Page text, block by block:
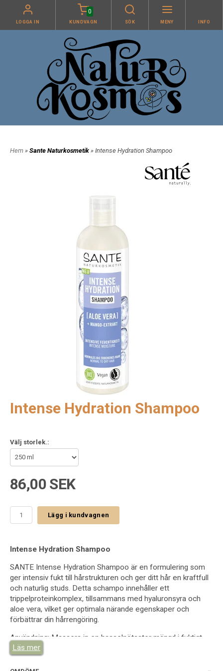
LOGGA IN
0
KUNDVAGN SÖK MENY INFO
Hem » Sante Naturkosmetik » Intense Hydration Shampoo
Intense Hydration Shampoo
Välj storlek.:
86,00 SEK
Lägg i kundvagnen
Intense Hydration Shampoo
SANTE Intense Hydration Shampoo är en formulering som
ger intensiv fukt till hårstrukturen och ger ditt hår en kraftfull
och naturlig studs. Detta schampo innehåller ett
trippelproteinkomplex, tillsammans med hyaluronsyra och
aloe vera, vilket ger optimala närande egenskaper och
förbättrar din hårrengöring.
Användning: Massera in en hasselnötsstor mängd i fuktigt
hår och skölj sedan noggrant.
Läs mer